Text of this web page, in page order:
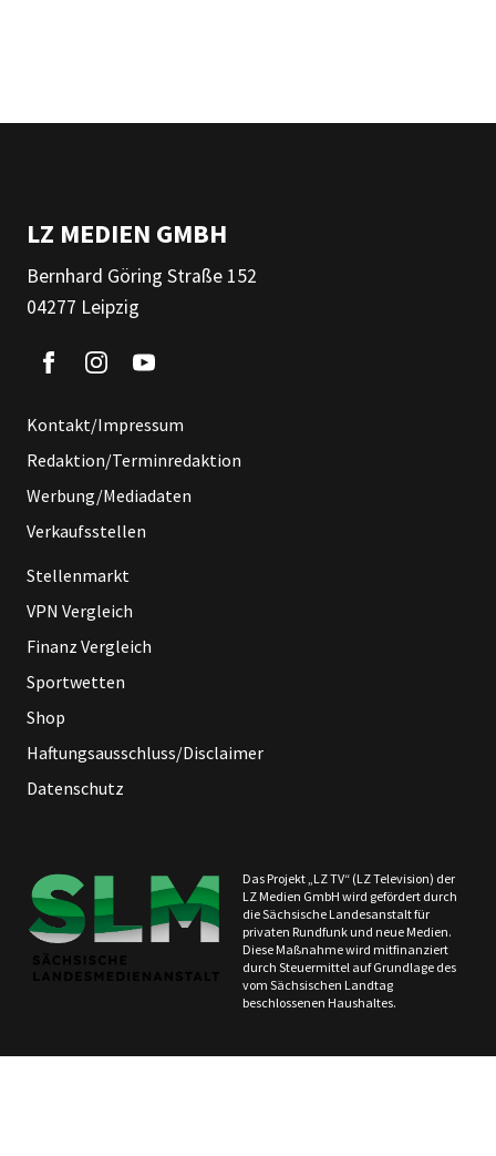
LZ MEDIEN GMBH
Bernhard Göring Straße 152
04277 Leipzig
Kontakt/Impressum
Redaktion/Terminredaktion
Werbung/Mediadaten
Verkaufsstellen
Stellenmarkt
VPN Vergleich
Finanz Vergleich
Sportwetten
Shop
Haftungsausschluss/Disclaimer
Datenschutz
Das Projekt „LZ TV“ (LZ Television) der
LZ Medien GmbH wird gefördert durch
die Sächsische Landesanstalt für
privaten Rundfunk und neue Medien.
Diese Maßnahme wird mitfinanziert
durch Steuermittel auf Grundlage des
vom Sächsischen Landtag
beschlossenen Haushaltes.